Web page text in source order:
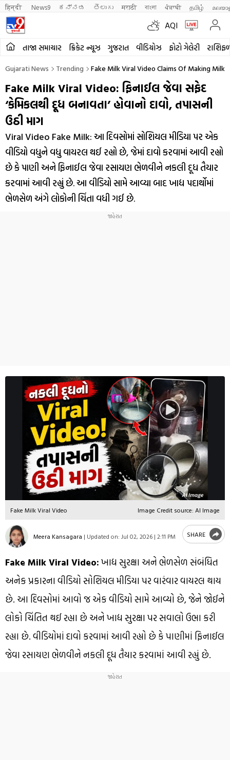
हिन्दी News9 ಕನ್ನಡ తెలుగు मराठी বাংলা ਪੰਜਾਬੀ தமிழ்
AQI
તાજા સમાચાર ક્રિકેટ ન્યૂઝ ગુજરાત વીડિયોઝ ફોટો ગેલેરી
Gujarati News Trending Fake Milk Viral Video Claims Of Making Milk
Fake Milk Viral Video: ફિનાઈલ જેવા સફેદ
‘કેમિકલથી દૂધ બનાવતા’ હોવાનો દાવો, તપાસની
ઉઠી માગ
Viral Video Fake Milk: આ દિવસોમાં સોશિયલ મીડિયા પર એક
વીડિયો વધુને વધુ વાયરલ થઈ રહ્યો છે, જેમાં દાવો કરવામાં આવી રહ્યો
છે કે પાણી અને ફિનાઈલ જેવા રસાયણ ભેળવીને નકલી દૂધ તૈયાર
કરવામાં આવી રહ્યું છે. આ વીડિયો સામે આવ્યા બાદ ખાદ્ય પદાર્થોમાં
ભેળસેળ અંગે લોકોની ચિંતા વધી ગઈ છે.
Fake Milk Viral Video Image Credit source: AI Image
Meera Kansagara | Updated on: Jul 02, 2026 | 2:11 PM SHARE
Fake Milk Viral Video:ખાદ્ય સુરક્ષા અને ભેળસેળ સંબંધિત
અનેક પ્રકારના વીડિયો સોશિયલ મીડિયા પર વારંવાર વાયરલ થાય
છે. આ દિવસોમાં આવો જ એક વીડિયો સામે આવ્યો છે, જેને જોઈને
લોકો ચિંતિત થઈ રહ્યા છે અને ખાદ્ય સુરક્ષા પર સવાલો ઉભા કરી
રહ્યા છે. વીડિયોમાં દાવો કરવામાં આવી રહ્યો છે કે પાણીમાં ફિનાઈલ
જેવા રસાયણ ભેળવીને નકલી દૂધ તૈયાર કરવામાં આવી રહ્યું છે.